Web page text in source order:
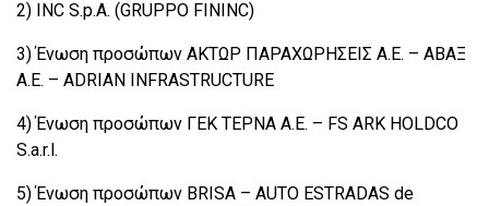
2) INC S.p.A. (GRUPPO FININC)
3) Ένωση προσώπων ΑΚΤΩΡ ΠΑΡΑΧΩΡΗΣΕΙΣ Α.Ε. – ΑΒΑΞ
Α.Ε. – ADRIAN INFRASTRUCTURE
4) Ένωση προσώπων ΓΕΚ ΤΕΡΝΑ Α.Ε. – FS ARK HOLDCO
S.a.r.l.
5) Ένωση προσώπων BRISA – AUTO ESTRADAS de